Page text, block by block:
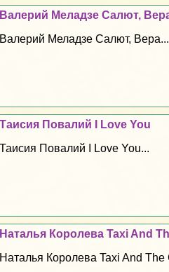
Валерий Меладзе Салют,
Валерий Меладзе Салют, Вера...
Таисия Повалий I Love You
Таисия Повалий I Love You...
Наталья Королева Taxi And
Наталья Королева Taxi And The